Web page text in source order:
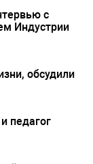
с
Индустрии
обсудили
педагог